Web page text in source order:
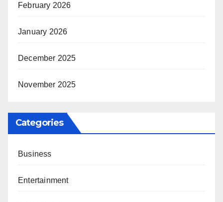
February 2026
January 2026
December 2025
November 2025
Categories
Business
Entertainment